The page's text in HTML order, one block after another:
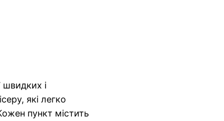
і
які легко
пункт містить